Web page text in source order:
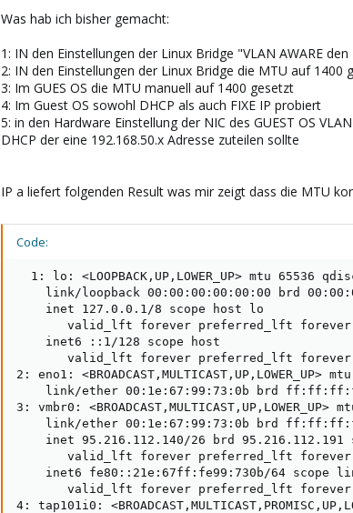
Was hab ich bisher gemacht:
1: IN den Einstellungen der Linux Bridge "VLAN AWARE
2: IN den Einstellungen der Linux Bridge die MTU auf 1400
3: Im GUES OS die MTU manuell auf 1400 gesetzt
4: Im Guest OS sowohl DHCP als auch FIXE IP probiert
5: in den Hardware Einstellung der NIC des GUEST OS
DHCP der eine 192.168.50.x Adresse zuteilen sollte
IP a liefert folgenden Result was mir zeigt dass die MTU
Code:
1: lo: <LOOPBACK,UP,LOWER_UP> mtu 65536
link/loopback 00:00:00:00:00:00 brd
    inet 127.0.0.1/8 scope host lo
       valid_lft forever preferred_lft forever
    inet6 ::1/128 scope host
       valid_lft forever preferred_lft forever
2: eno1:
link/ether 00:1e:67:99:73:0b brd
3: vmbr0:
link/ether 00:1e:67:99:73:0b brd
inet 95.216.112.140/26 brd 95.216.112.191
       valid_lft forever preferred_lft forever
inet6 fe80::21e:67ff:fe99:730b/64 scope
       valid_lft forever preferred_lft forever
4: tap101i0: